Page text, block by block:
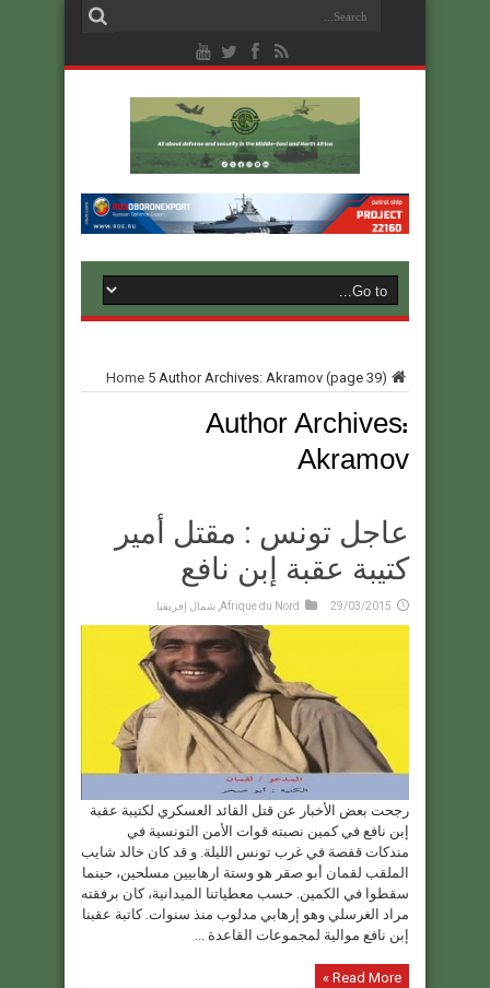
Home 5 Author Archives: Akramov (page 39)
Author Archives:
Akramov
عاجل تونس : مقتل أمير
كتيبة عقبة إبن نافع
29/03/2015
Afrique du Nord شمال إفريقيا
رجحت بعض الأخبار عن قتل القائد العسكري لكتيبة عقبة
إبن نافع في كمين نصبته قوات الأمن التونسية في
مندكات قفصة في غرب تونس الليلة. و قد كان خالد شايب
الملقب لقمان أبو صقر هو وستة ارهابيين مسلحين، حينما
سقطوا في الكمين. حسب معطياتنا الميدانية، كان برفقته
مراد الغرسلي وهو إرهابي مدلوب منذ سنوات. كاتبة عقبنا
إبن نافع موالية لمجموعات القاعدة ...
Read More »